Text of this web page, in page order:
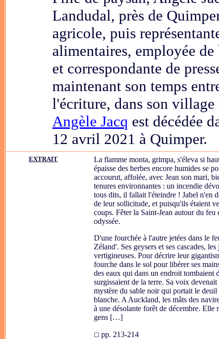
Landudal, près de
agricole, puis
alimentaires, employée
et correspondante de
maintenant son temps
l'écriture, dans son village
Angèle Jacq est décédée
12 avril 2021 à Quimper.
EXTRAIT
La flamme monta, grimpa, s'éleva si
épaisse des herbes encore humides se
accourut, affolée, avec Jean son mari,
tenures environnantes : un incendie
tous dits, il fallait l'éteindre ! Jabel n'en
de leur sollicitude, et puisqu'ils étaient
coups. Fêter la Saint-Jean autour du
odyssée.
D'une fourchée à l'autre jetées dans le
Zéland'. Ses geysers et ses cascades,
vertigineuses. Pour décrire leur
fourche dans le sol pour libérer ses
des eaux qui dans un endroit tombaient
surgissaient de la terre. Sa voix
mystère du sable noir qui portait le
blanche. A Auckland, les mâts des
à une désolante forêt de décembre. Elle
gens […]
☐ pp. 213-214